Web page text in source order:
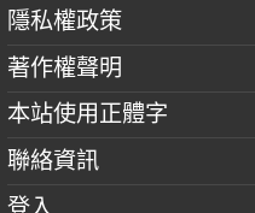
隱私權政策
著作權聲明
本站使用正體字
聯絡資訊
登入